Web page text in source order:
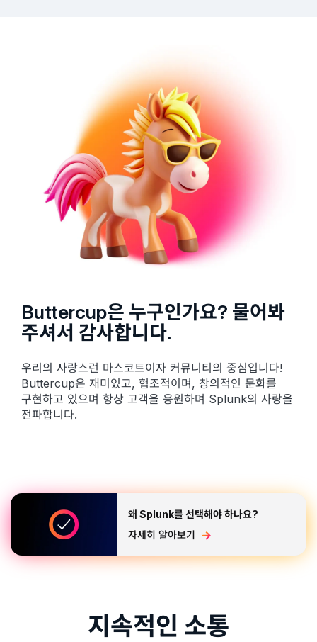
Buttercup은 누구인가요? 물어봐
주셔서 감사합니다.
우리의 사랑스런 마스코트이자 커뮤니티의 중심입니다!
Buttercup은 재미있고, 협조적이며, 창의적인 문화를
구현하고 있으며 항상 고객을 응원하며 Splunk의 사랑을
전파합니다.
왜 Splunk를 선택해야 하나요?
자세히 알아보기
지속적인 소통